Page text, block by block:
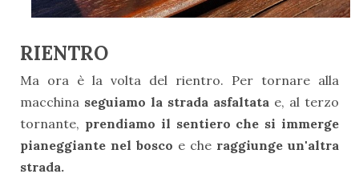
RIENTRO
Ma ora è la volta del rientro. Per tornare alla
macchina seguiamo la strada asfaltata e, al terzo
tornante, prendiamo il sentiero che si immerge
pianeggiante nel bosco e che raggiunge un'altra
strada.